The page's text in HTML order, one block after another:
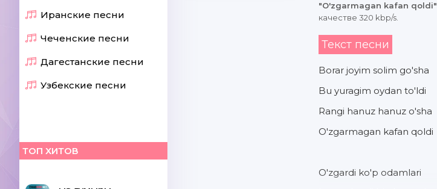
Иранские песни
Чеченские песни
Дагестанские песни
Узбекские песни
ТОП ХИТОВ
"O'zgarmagan kafan qoldi"
качестве 320 kbp/s.
Текст песни
Borar joyim solim go'sha
Bu yuragim oydan to'ldi
Rangi hanuz hanuz o'sha
O'zgarmagan kafan qoldi
O'zgardi ko'p odamlari